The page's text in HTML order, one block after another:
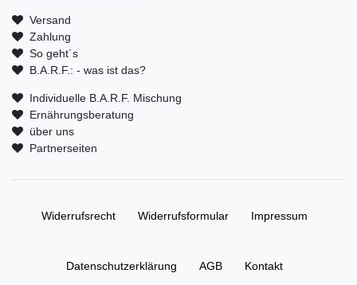
Versand
Zahlung
So geht´s
B.A.R.F.: - was ist das?
Individuelle B.A.R.F. Mischung
Ernährungsberatung
über uns
Partnerseiten
Widerrufs­recht Widerrufs­formular Impressum
Daten­schutz­erklärung AGB Kontakt